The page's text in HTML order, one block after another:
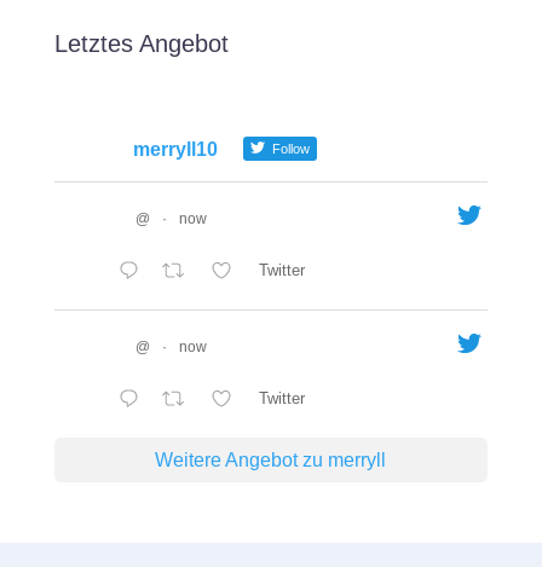
Letztes Angebot
merryll10 Follow
@ · now
Twitter
@ · now
Twitter
Weitere Angebot zu merryll